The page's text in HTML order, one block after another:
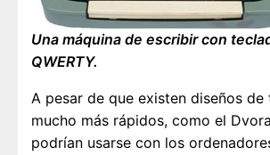
Una máquina de escribir con
QWERTY.
A pesar de que existen diseños de
mucho más rápidos, como el
podrían usarse con los